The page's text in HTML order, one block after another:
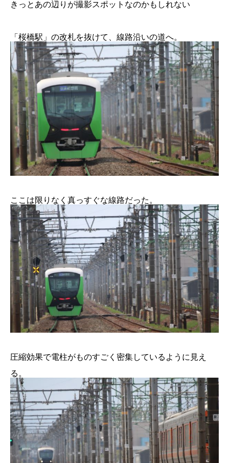
きっとあの辺りが撮影スポットなのかもしれない
「桜橋駅」の改札を抜けて、線路沿いの道へ。
ここは限りなく真っすぐな線路だった。
圧縮効果で電柱がものすごく密集しているように見え
る。